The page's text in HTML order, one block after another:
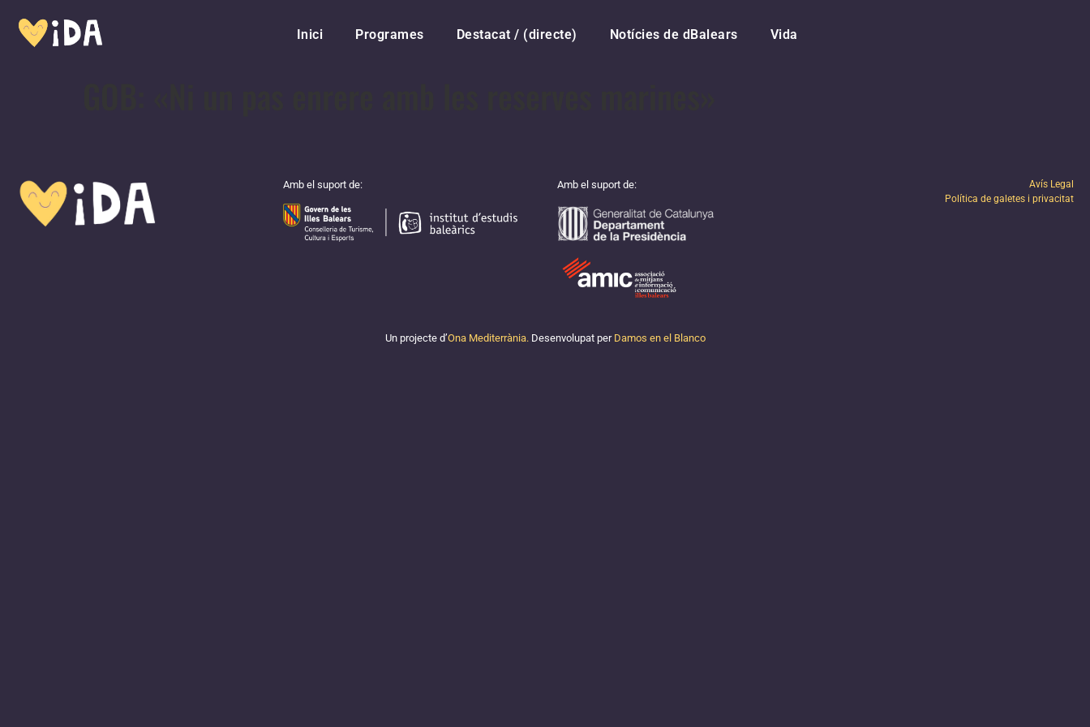
Inici Programes Destacat / (directe) Notícies de dBalears Vida
Amb el suport de: Amb el suport de:
Avís Legal
Política de galetes i privacitat
Un projecte d’Ona Mediterrània.Desenvolupat per Damos en el Blanco